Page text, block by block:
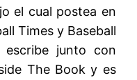
el cual postea en
Times y Baseball
escribe junto con
The Book y es